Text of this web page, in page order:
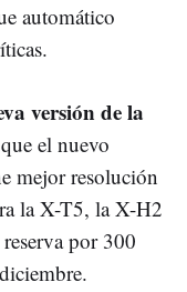
automático
versión de la
el nuevo
mejor resolución
la X-T5, la X-H2
por 300